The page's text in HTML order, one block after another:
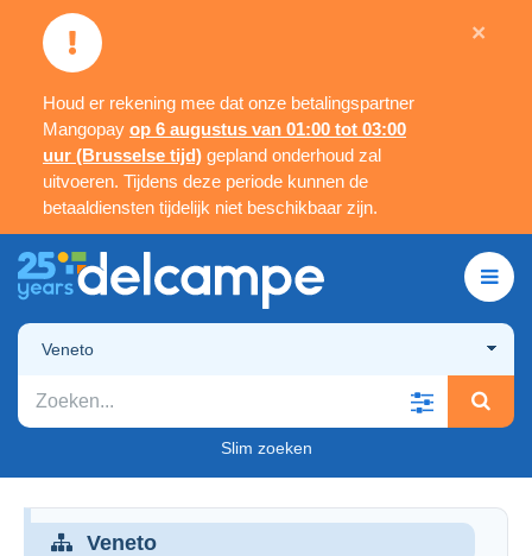
Houd er rekening mee dat onze betalingspartner
Mangopay op 6 augustus van 01:00 tot 03:00
uur (Brusselse tijd) gepland onderhoud zal
uitvoeren. Tijdens deze periode kunnen de
betaaldiensten tijdelijk niet beschikbaar zijn.
×
Veneto
Slim zoeken
Veneto